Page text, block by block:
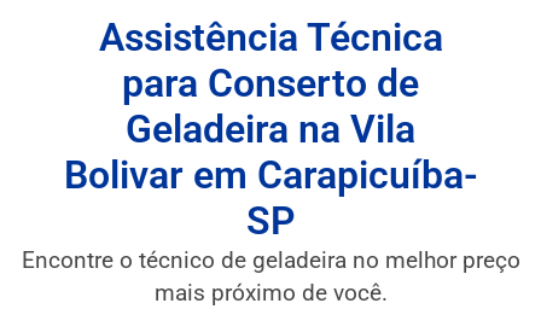
Assistência Técnica
para Conserto de
Geladeira na Vila
Bolivar em Carapicuíba-
SP
Encontre o técnico de geladeira no melhor preço
mais próximo de você.